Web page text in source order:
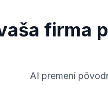
firma
AI premení